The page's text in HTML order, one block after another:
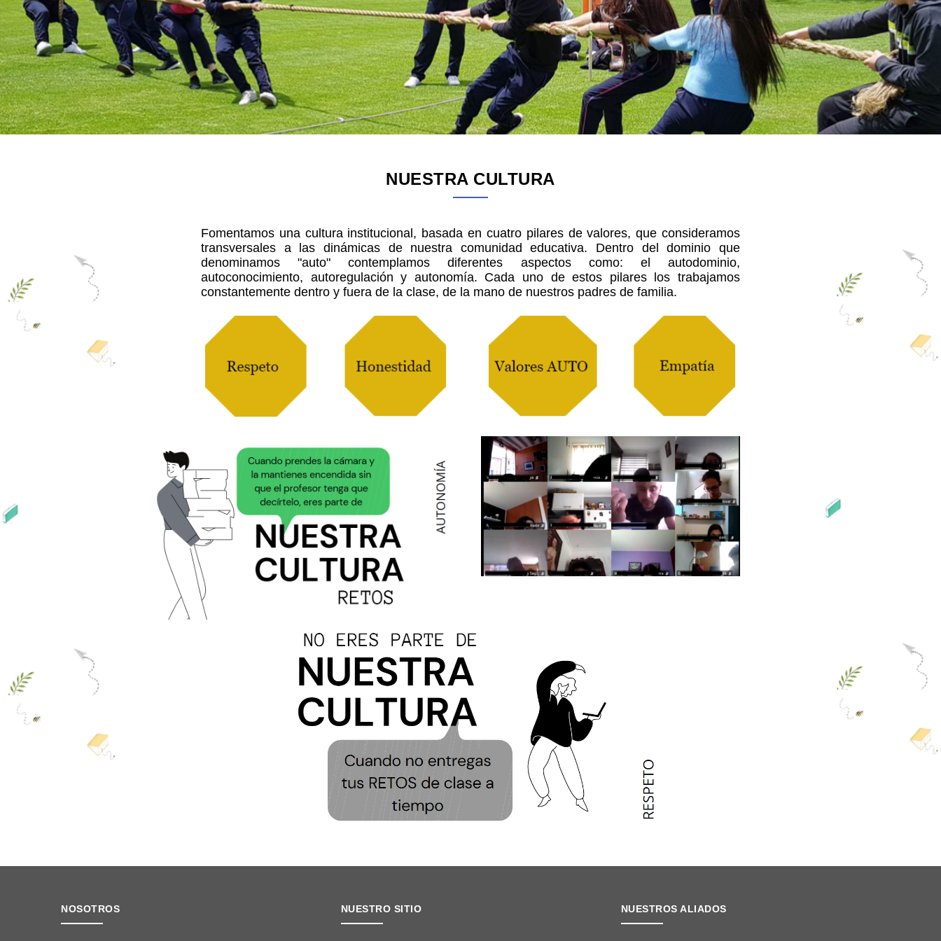
NUESTRA CULTURA
Fomentamos una cultura institucional, basada en cuatro pilares de valores, que consideramos
transversales a las dinámicas de nuestra comunidad educativa. Dentro del dominio que
denominamos "auto" contemplamos diferentes aspectos como: el autodominio,
autoconocimiento, autoregulación y autonomía. Cada uno de estos pilares los trabajamos
constantemente dentro y fuera de la clase, de la mano de nuestros padres de familia.
NOSOTROS NUESTRO SITIO NUESTROS ALIADOS